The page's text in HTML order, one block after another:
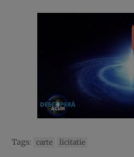
Tags: carte licitatie